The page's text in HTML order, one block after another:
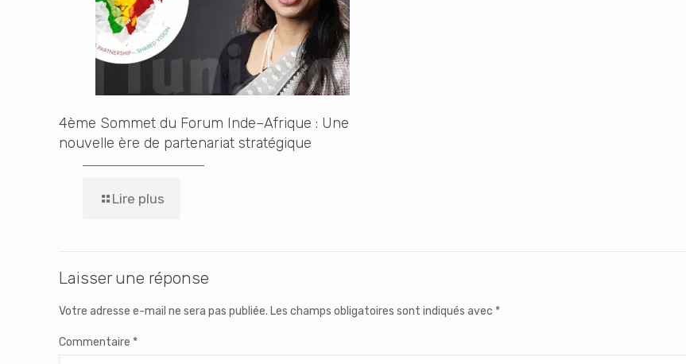
4ème Sommet du Forum Inde–Afrique : Une
nouvelle ère de partenariat stratégique
Lire plus
Laisser une réponse
Votre adresse e-mail ne sera pas publiée. Les champs obligatoires sont indiqués avec *
Commentaire *